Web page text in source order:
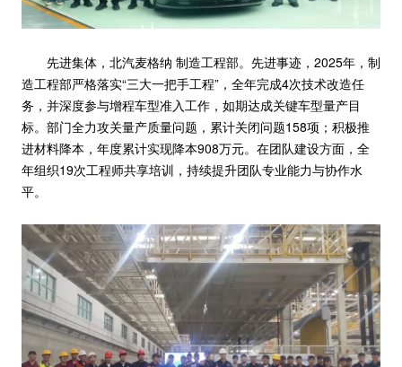
先进集体，北汽麦格纳 制造工程部。先进事迹，2025年，制
造工程部严格落实“三大一把手工程”，全年完成4次技术改造任
务，并深度参与增程车型准入工作，如期达成关键车型量产目
标。部门全力攻关量产质量问题，累计关闭问题158项；积极推
进材料降本，年度累计实现降本908万元。在团队建设方面，全
年组织19次工程师共享培训，持续提升团队专业能力与协作水
平。